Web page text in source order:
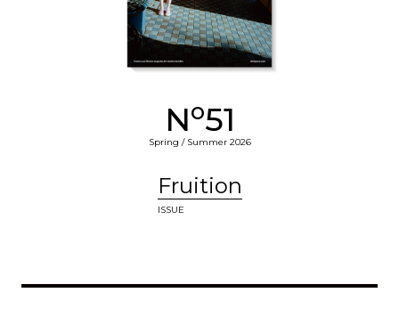
No51
Spring / Summer 2026
Fruition
ISSUE